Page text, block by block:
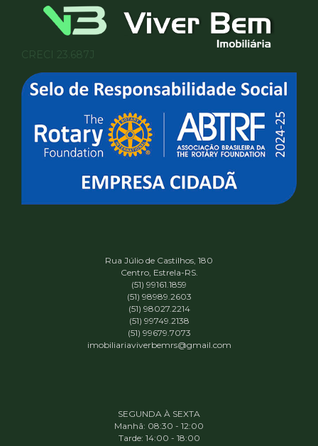
CRECI 23.687J
Rua Júlio de Castilhos, 180
Centro, Estrela-RS.
(51) 99161.1859
(51) 98989.2603
(51) 98027.2214
(51) 99749.2138
(51) 99679.7073
imobiliariaviverbemrs@gmail.com
SEGUNDA À SEXTA
Manhã: 08:30 - 12:00
Tarde: 14:00 - 18:00